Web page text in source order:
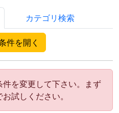
カテゴリ検索
件を開く
を変更して下さい。まず
試しください。